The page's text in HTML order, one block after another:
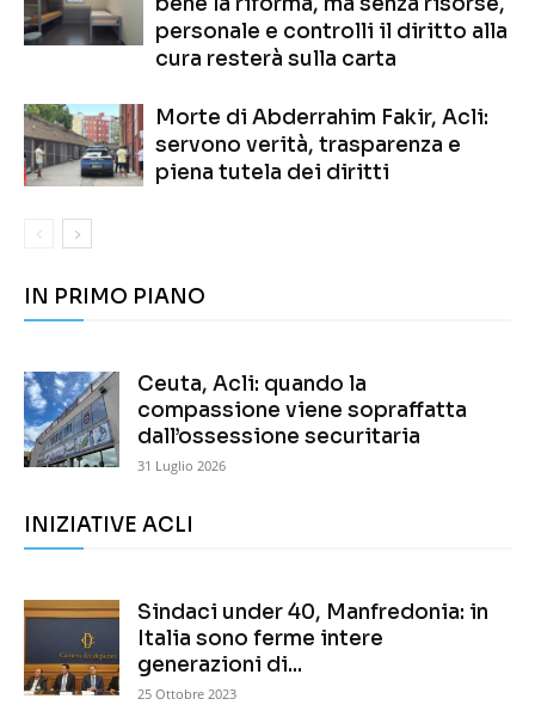
personale e controlli il diritto alla
cura resterà sulla carta
Morte di Abderrahim Fakir, Acli:
servono verità, trasparenza e
piena tutela dei diritti
IN PRIMO PIANO
Ceuta, Acli: quando la
compassione viene sopraffatta
dall’ossessione securitaria
31 Luglio 2026
INIZIATIVE ACLI
Sindaci under 40, Manfredonia: in
Italia sono ferme intere
generazioni di...
25 Ottobre 2023